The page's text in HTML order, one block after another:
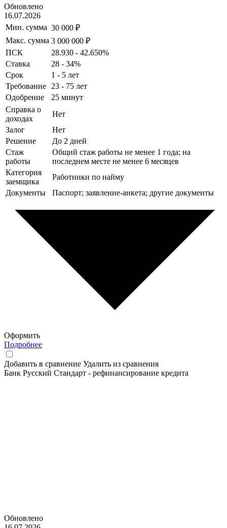
Обновлено
16.07.2026
Мин. сумма 30 000 ₽
Макс. сумма 3 000 000 ₽
ПСК
28.930 - 42.650%
Ставка
28 - 34%
Срок
1 - 5 лет
Требование
23 - 75 лет
Одобрение
25 минут
Справка о
доходах
Нет
Залог
Нет
Решение
До 2 дней
Стаж
работы
Общий стаж работы не менее 1 года; на
последнем месте не менее 6 месяцев
Категория
заемщика
Работники по найму
Документы
Паспорт; заявление-анкета; другие документы
Оформить
Подробнее
Добавить в сравнение Удалить из сравнения
Банк Русский Стандарт - рефинансирование кредита
Обновлено